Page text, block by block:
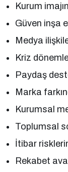
Kurum
Güven inşa
Medya
Kriz
Paydaş
Marka
Kurumsal
Toplumsal
İtibar
Rekabet